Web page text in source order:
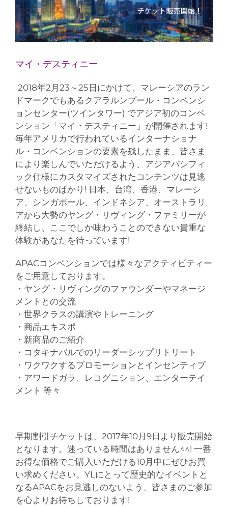
マイ・デスティニー
2018年2月23～25日にかけて、マレーシアのラン
ドマークでもあるクアラルンプール・コンベンシ
ョンセンター(ツインタワー) でアジア初のコンベ
ンション「マイ・デスティニー」が開催されます!
毎年アメリカで行われているインターナショナ
ル・コンベンションの要素を残したまま、皆さま
により楽しんでいただけるよう、アジアパシフィ
ック仕様にカスタマイズされたコンテンツは見逃
せないものばかり! 日本、台湾、香港、マレーシ
ア、シンガポール、インドネシア、オーストラリ
アから大勢のヤング・リヴィング・ファミリーが
終結し、ここでしか味わうことのできない貴重な
体験があなたを待っています!
APACコンベンションでは様々なアクティビティー
をご用意しております。
・ヤング・リヴィングのファウンダーやマネージ
メントとの交流
・世界クラスの講演やトレーニング
・商品エキスポ
・新商品のご紹介
・コタキナバルでのリーダーシップリトリート
・ワクワクするプロモーションとインセンティブ
・アワードガラ、レコグニション、エンターテイ
メント 等々
早期割引チケットは、2017年10月9日より販売開始
となります。迷っている時間はありません^^! 一番
お得な価格でご購入いただける10月中にぜひお買
い求めください。YLにとって歴史的なイベントと
なるAPACをお見逃しのないよう、皆さまのご参加
を心よりお待ちしております!